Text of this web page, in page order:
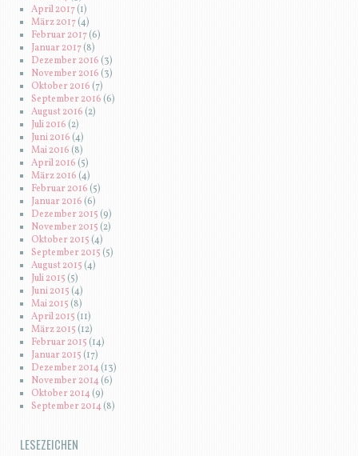
April 2017(1)
März 2017(4)
Februar 2017(6)
Januar 2017(8)
Dezember 2016 (3)
November 2016 (3)
Oktober 2016(7)
September 2016 (6)
August 2016 (2)
Juli 2016(2)
Juni 2016 (4)
Mai 2016 (8)
April 2016(5)
März 2016 (4)
Februar 2016 (5)
Januar 2016 (6)
Dezember 2015 (9)
November 2015 (2)
Oktober 2015 (4)
September 2015 (5)
August 2015 (4)
Juli 2015 (5)
Juni 2015 (4)
Mai 2015 (8)
April 2015 (11)
März 2015(12)
Februar 2015 (14)
Januar 2015 (17)
Dezember 2014(13)
November 2014(6)
Oktober 2014(9)
September 2014(8)
LESEZEICHEN